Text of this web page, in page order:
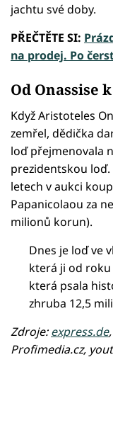
jachtu své doby.
PŘEČTĚTE SI:
na prodej. Po
Od Onassise
Když Aristoteles
zemřel, dědička
loď přejmenovala
prezidentskou
letech v aukci
Papanicolaou za
milionů korun).
Dnes je loď ve
která ji od roku
která psala
zhruba 12,5
Zdroje:express.de,
Profimedia.cz,